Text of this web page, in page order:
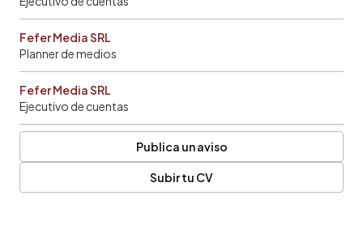
Fefer Media SRL
Planner de medios
Fefer Media SRL
Ejecutivo de cuentas
Publica un aviso
Subir tu CV